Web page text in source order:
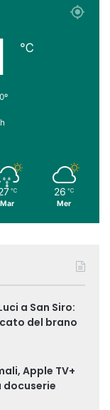
℃
℃
Mar
26 ℃
Mer
a San Siro:
del brano
Apple TV+
docuserie